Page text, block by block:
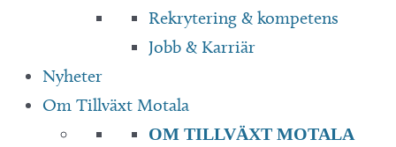
Rekrytering & kompetens
Jobb & Karriär
Nyheter
Om Tillväxt Motala
OM TILLVÄXT MOTALA